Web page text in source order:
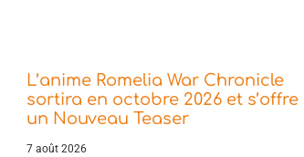
L’anime Romelia War Chronicle
sortira en octobre 2026 et s’offre
un Nouveau Teaser
7 août 2026